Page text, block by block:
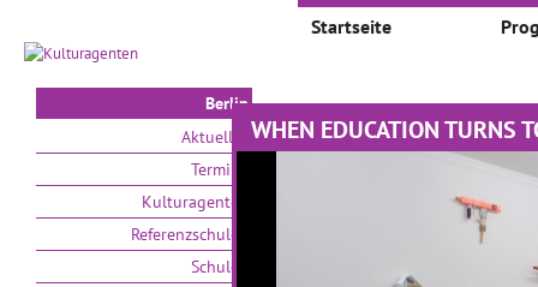
WHEN EDUCATION TURNS
Berlin
Aktuelles
Termine
Kulturagenten
Referenzschulen
Schulen
Startseite
Projekte